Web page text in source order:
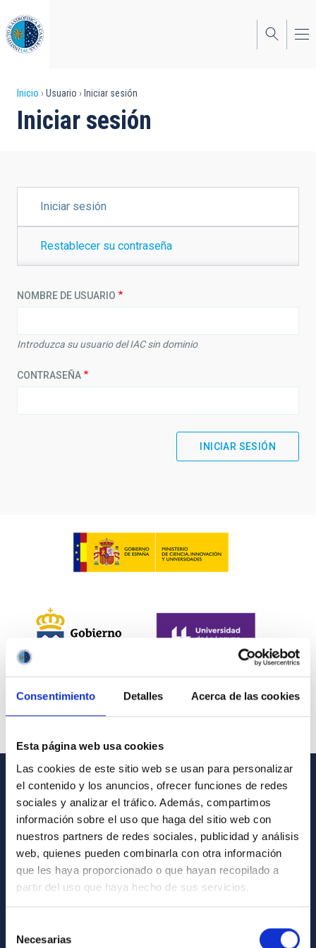
Consentimiento Detalles Acerca de las cookies
Esta página web usa cookies
Las cookies de este sitio web se usan para personalizar
el contenido y los anuncios, ofrecer funciones de redes
sociales y analizar el tráfico. Además, compartimos
información sobre el uso que haga del sitio web con
nuestros partners de redes sociales, publicidad y análisis
web, quienes pueden combinarla con otra información
que les haya proporcionado o que hayan recopilado a
partir del uso que haya hecho de sus servicios.
Necesarias
al
contenido
principal
Sobrescribir
enlaces
la
navegación
Inicio Usuario Iniciar sesión
Iniciar sesión
PRINCIPALES
Iniciar sesión
Restablecer su contraseña
NOMBRE DE USUARIO
Introduzca su usuario del IAC sin dominio
CONTRASEÑA
INFORMACIÓN GENERAL
Contacto
Cómo llegar al IAC
Directorio de personal
Biblioteca